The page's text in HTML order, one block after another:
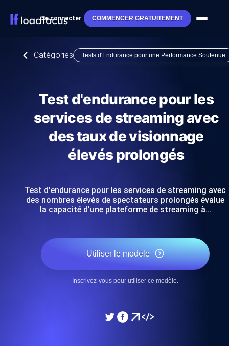
Se connecter COMMENCER GRATUITEMENT
Catégories Tests d'Endurance pour une Performance Soutenue
Test d'endurance pour les
services de streaming avec
des taux de visionnage
élevés prolongés
Test d'endurance pour les services de streaming avec
des nombres élevés de spectateurs prolongés évalue
la capacité d'une plateforme de streaming à…
Utiliser le modèle
Inscrivez-vous pour utiliser ce modèle.